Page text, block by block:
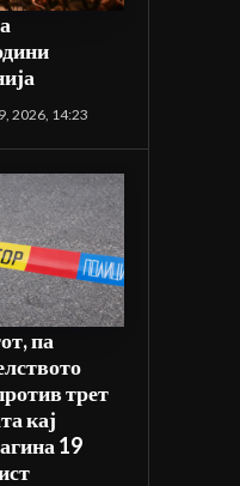
9, 2026, 14:23
па
трет
кај
19